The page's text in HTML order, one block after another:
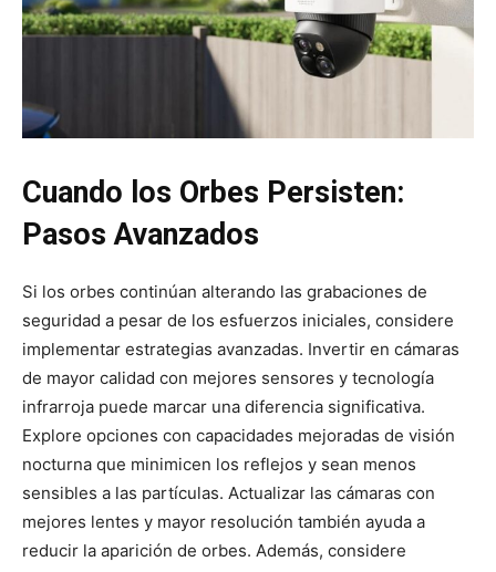
Cuando los Orbes Persisten:
Pasos Avanzados
Si los orbes continúan alterando las grabaciones de
seguridad a pesar de los esfuerzos iniciales, considere
implementar estrategias avanzadas. Invertir en cámaras
de mayor calidad con mejores sensores y tecnología
infrarroja puede marcar una diferencia significativa.
Explore opciones con capacidades mejoradas de visión
nocturna que minimicen los reflejos y sean menos
sensibles a las partículas. Actualizar las cámaras con
mejores lentes y mayor resolución también ayuda a
reducir la aparición de orbes. Además, considere